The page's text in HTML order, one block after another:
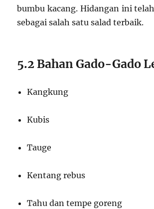
bumbu kacang. Hidangan ini
sebagai salah satu salad terbaik.
5.2 Bahan Gado-Gado
Kangkung
Kubis
Tauge
Kentang rebus
Tahu dan tempe goreng